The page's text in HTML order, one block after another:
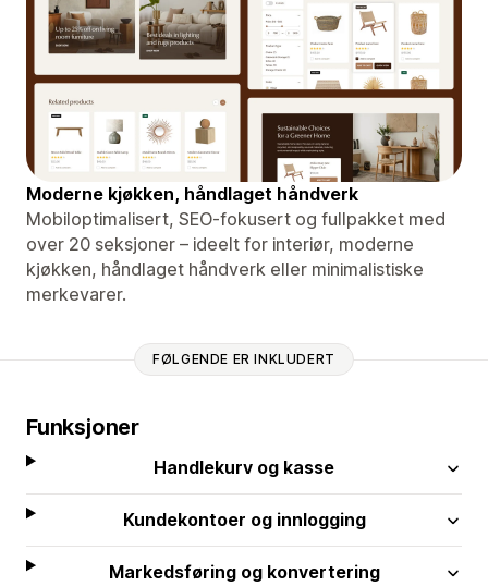
Moderne kjøkken, håndlaget håndverk
Mobiloptimalisert, SEO-fokusert og fullpakket med
over 20 seksjoner – ideelt for interiør, moderne
kjøkken, håndlaget håndverk eller minimalistiske
merkevarer.
FØLGENDE ER INKLUDERT
Funksjoner
Handlekurv og kasse
Kundekontoer og innlogging
Markedsføring og konvertering